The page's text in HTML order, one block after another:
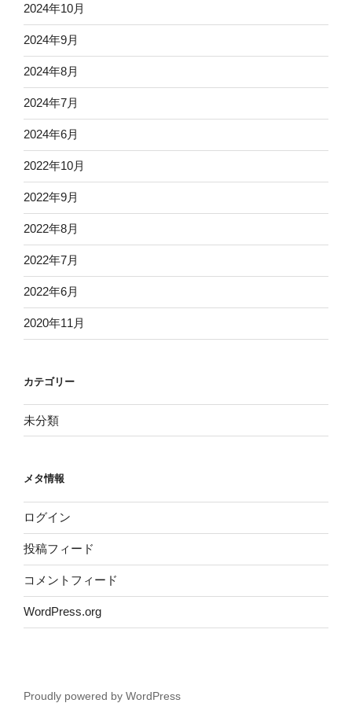
2024年10月
2024年9月
2024年8月
2024年7月
2024年6月
2022年10月
2022年9月
2022年8月
2022年7月
2022年6月
2020年11月
カテゴリー
未分類
メタ情報
ログイン
投稿フィード
コメントフィード
WordPress.org
Proudly powered by WordPress